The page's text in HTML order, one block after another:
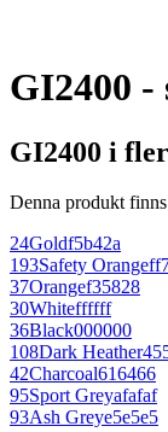
GI2400 -
GI2400 i
Denna produkt
24Goldf5b42a
193Safety Orange
37Orangef35828
30Whiteffffff
36Black000000
108Dark Heather
42Charcoal616466
95Sport Greyafafaf
93Ash Greye5e5e5